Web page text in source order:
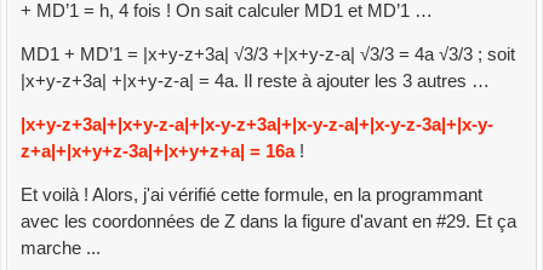
+ MD’1 = h, 4 fois ! On sait calculer MD1 et MD’1 …
MD1 + MD’1 = |x+y-z+3a| √3/3 +|x+y-z-a| √3/3 = 4a √3/3 ; soit
|x+y-z+3a| +|x+y-z-a| = 4a. Il reste à ajouter les 3 autres …
|x+y-z+3a|+|x+y-z-a|+|x-y-z+3a|+|x-y-z-a|+|x-y-z-3a|+|x-y-
z+a|+|x+y+z-3a|+|x+y+z+a| = 16a!
Et voilà ! Alors, j'ai vérifié cette formule, en la programmant
avec les coordonnées de Z dans la figure d'avant en #29. Et ça
marche ...